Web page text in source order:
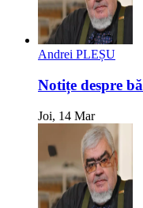
Andrei PLEȘU
Notițe despre
Joi, 14 Mar